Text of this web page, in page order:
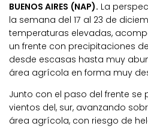
BUENOS AIRES (NAP). La
la semana del 17 al 23 de
temperaturas elevadas,
un frente con precipitaciones
desde escasas hasta muy
área agrícola en forma muy
Junto con el paso del frente
vientos del, sur, avanzando
área agrícola, con riesgo de